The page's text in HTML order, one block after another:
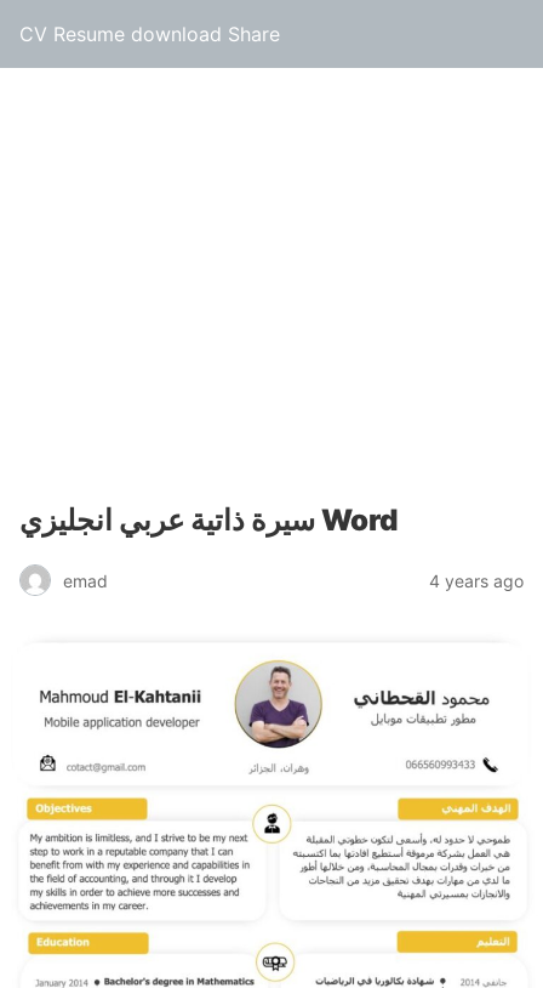
CV Resume download Share
سيرة ذاتية عربي انجليزي Word
emad 4 years ago